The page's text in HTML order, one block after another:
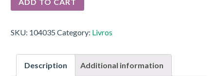
SKU: 104035 Category: Livros
Description Additional information